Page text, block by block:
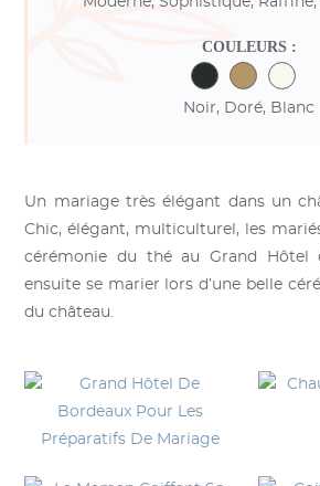
COULEURS :
Noir, Doré, Blanc
Un mariage très élégant dans un
Chic, élégant, multiculturel, les
cérémonie du thé au Grand Hôtel
ensuite se marier lors d’une belle
du château.